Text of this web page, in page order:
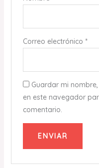
Correo electrónico *
Guardar mi
en este navegador
comentario.